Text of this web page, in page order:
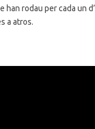
han rodau per cada un
a atros.